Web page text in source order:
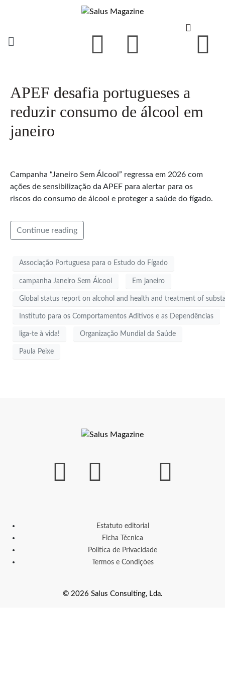
APEF desafia portugueses a
reduzir consumo de álcool em
janeiro
Campanha “Janeiro Sem Álcool” regressa em 2026 com
ações de sensibilização da APEF para alertar para os
riscos do consumo de álcool e proteger a saúde do fígado.
Continue reading
Associação Portuguesa para o Estudo do Fígado
campanha Janeiro Sem Álcool Em janeiro
Global status report on alcohol and health and treatment of
Instituto para os Comportamentos Aditivos e as Dependências
liga-te à vida! Organização Mundial da Saúde
Paula Peixe
Estatuto editorial
Ficha Técnica
Política de Privacidade
Termos e Condições
© 2026 Salus Consulting, Lda.